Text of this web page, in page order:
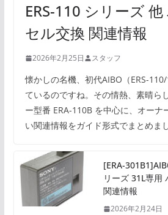
ERS-110 シリーズ
セル交換 関連情報
2026年2月25日 スタッフ
懐かしの名機、初代AIBO（ERS-
ているのですね。その情熱、素晴ら
ー型番 ERA-110B を中心に、オーナ
い関連情報をガイド形式でまとめま
[ERA-
リーズ 31L専用
関連情報
2026年2月24日